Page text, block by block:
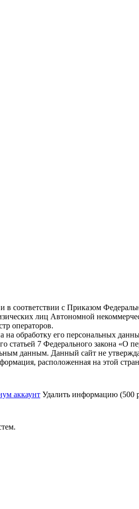
соответствии с Приказом
лиц Автономной
операторов.
на обработку его персональных
статьей 7 Федерального закона «О
данным. Данный сайт не
расположенная на этой
аккаунт Удалить информацию (500